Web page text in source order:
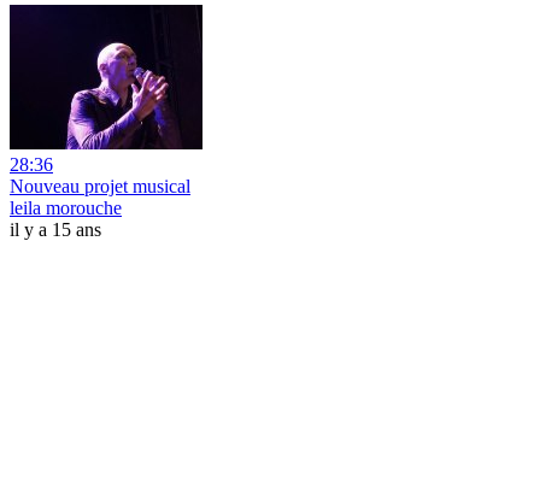
28:36
Nouveau projet musical
leila morouche
il y a 15 ans